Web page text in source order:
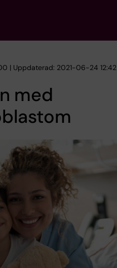
| Uppdaterad: 2021-06-24 12:42
med